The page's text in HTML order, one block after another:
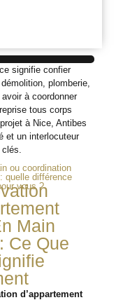
signifie confier
plomberie,
à coordonner
tous corps
à Nice, Antibes
et un interlocuteur
ou coordination
quelle différence
vous ?
Main
Ce Que
d’appartement